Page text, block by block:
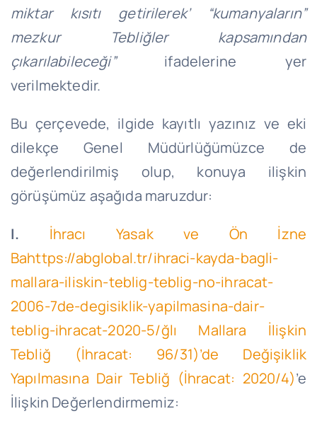
miktar kısıtı getirilerek’ “kumanyaların”
mezkur Tebliğler kapsamından
çıkarılabileceği”ifadelerine yer
verilmektedir.
Bu çerçevede, ilgide kayıtlı yazınız ve eki
dilekçe Genel Müdürlüğümüzce de
değerlendirilmiş olup, konuya ilişkin
görüşümüz aşağıda maruzdur:
I.
İhracı Yasak ve Ön İzne
Bahttps://abglobal.tr/ihraci-kayda-bagli-
mallara-iliskin-teblig-teblig-no-ihracat-
2006-7de-degisiklik-yapilmasina-dair-
teblig-ihracat-2020-5/ğlı Mallara İlişkin
Tebliğ (İhracat: 96/31)’de Değişiklik
Yapılmasına Dair Tebliğ (İhracat: 2020/4)’e
İlişkin Değerlendirmemiz: